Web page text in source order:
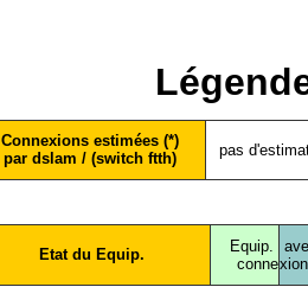
Connexions estimées (*)
par dslam / (switch ftth)
pas
Etat du Equip.
Equip.
conne